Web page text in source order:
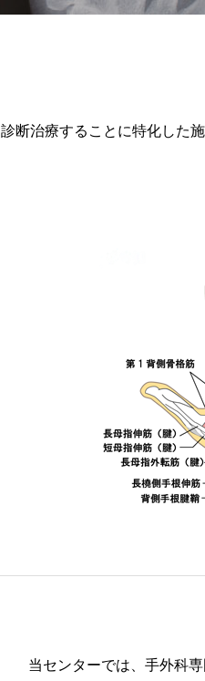
断治療することに特化した
当センターでは、手外科